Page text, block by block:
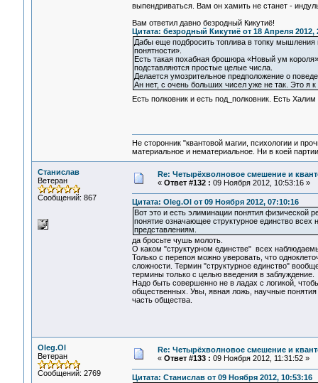
выпендриваться. Вам он хамить не станет -
Вам ответил давно безродный Кикутиё!
Цитата: безродный Кикутиё от 18 Апреля 2012,
Дабы еще подбросить топлива в топку мышления
понятности».
Есть такая похабная брошюра «Новый ум
подставляются простые целые числа.
Делается умозрительное предположение о
Ан нет, с очень больших чисел уже не так. Это я
Есть полковник и есть под_полковник. Есть
Не сторонник "квантовой магии, психологии и
материальное и нематериальное. Ни в коей
Станислав
Ветеран
Сообщений: 867
Re: Четырёхволновое смешение и
« Ответ #132 : 09 Ноября 2012, 10:53:16 »
Цитата: Oleg.Ol от 09 Ноября 2012, 07:10:16
Вот это и есть элиминации понятия физической
понятие означающее структурное единство
представлениям.
да бросьте чушь молоть.
О каком "структурном единстве" всех
Только с перепоя можно уверовать, что
сложности. Термин "структурное единство"
термины только с целью введения в заблуждение.
Надо быть совершенно не в ладах с логикой,
общественных. Увы, явная ложь, научные
часть общества.
Oleg.Ol
Ветеран
Сообщений: 2769
Re: Четырёхволновое смешение и
« Ответ #133 : 09 Ноября 2012, 11:31:52 »
Цитата: Станислав от 09 Ноября 2012, 10:53:16